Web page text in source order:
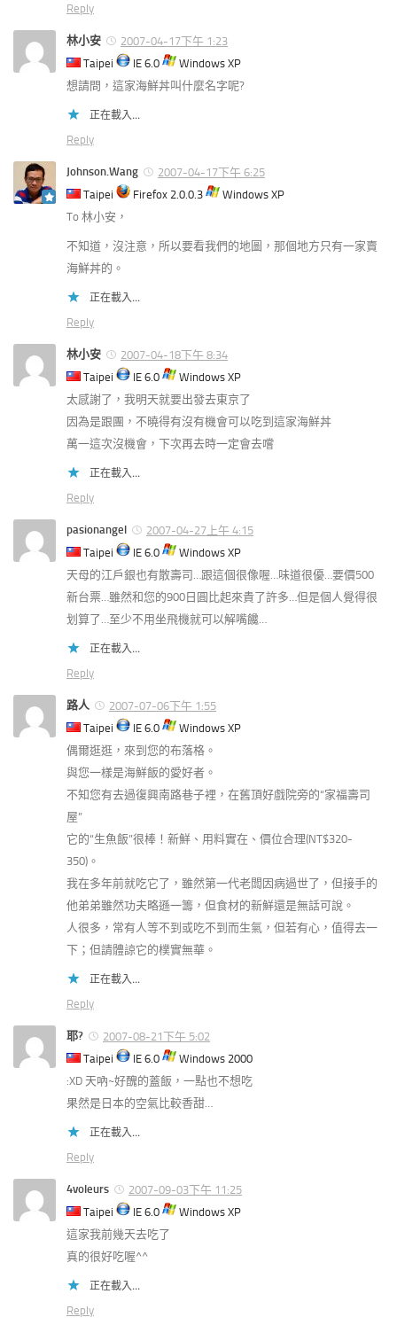
Reply
林小安
2007-04-17下午 1:23
Taipei
IE 6.0
Windows XP
想請問，這家海鮮丼叫什麼名字呢?
正在載入...
Reply
Johnson.Wang
2007-04-17下午 6:25
Taipei
Firefox 2.0.0.3
Windows XP
To 林小安，
不知道，沒注意，所以要看我們的地圖，那個地方只有一家賣
海鮮丼的。
正在載入...
Reply
林小安
2007-04-18下午 8:34
Taipei
IE 6.0
Windows XP
太感謝了，我明天就要出發去東京了
因為是跟團，不曉得有沒有機會可以吃到這家海鮮丼
萬一這次沒機會，下次再去時一定會去嚐
正在載入...
Reply
pasionangel
2007-04-27上午 4:15
Taipei
IE 6.0
Windows XP
天母的江戶銀也有散壽司…跟這個很像喔…味道很優…要價500
新台票…雖然和您的900日圓比起來貴了許多…但是個人覺得很
划算了…至少不用坐飛機就可以解嘴饞…
正在載入...
Reply
路人
2007-07-06下午 1:55
Taipei
IE 6.0
Windows XP
偶爾逛逛，來到您的布落格。
與您一樣是海鮮飯的愛好者。
不知您有去過復興南路巷子裡，在舊頂好戲院旁的“家福壽司
屋”
它的“生魚飯”很棒！新鮮、用料實在、價位合理(NT$320-
350)。
我在多年前就吃它了，雖然第一代老闆因病過世了，但接手的
他弟弟雖然功夫略遜一籌，但食材的新鮮還是無話可說。
人很多，常有人等不到或吃不到而生氣，但若有心，值得去一
下；但請體諒它的樸實無華。
正在載入...
Reply
耶?
2007-08-21下午 5:02
Taipei
IE 6.0
Windows 2000
:XD 天吶~好醜的蓋飯，一點也不想吃
果然是日本的空氣比較香甜…
正在載入...
Reply
4voleurs
2007-09-03下午 11:25
Taipei
IE 6.0
Windows XP
這家我前幾天去吃了
真的很好吃喔^^
正在載入...
Reply